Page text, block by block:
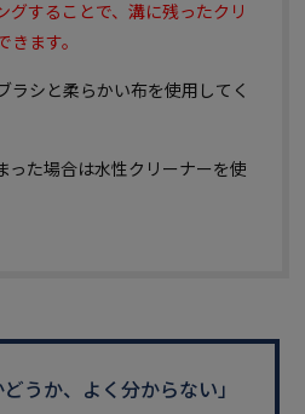
グすることで、溝に残ったクリ
ます。
ラシと柔らかい布を使用してく
った場合は水性クリーナーを使
うか、よく分からない」